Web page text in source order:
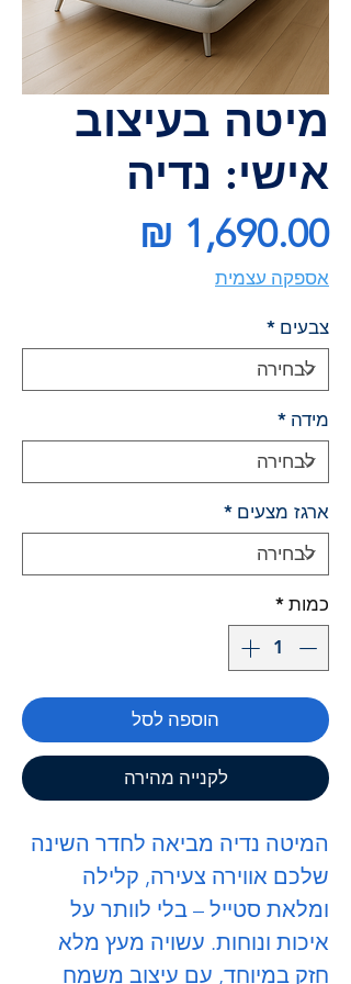
מיטה בעיצוב
אישי: נדיה
אספקה עצמית
צבעים *
מידה *
ארגז מצעים *
כמות *
הוספה לסל
לקנייה מהירה
המיטה נדיה מביאה לחדר השינה
שלכם אווירה צעירה, קלילה
ומלאת סטייל – בלי לוותר על
איכות ונוחות. עשויה מעץ מלא
חזק במיוחד, עם עיצוב משמח